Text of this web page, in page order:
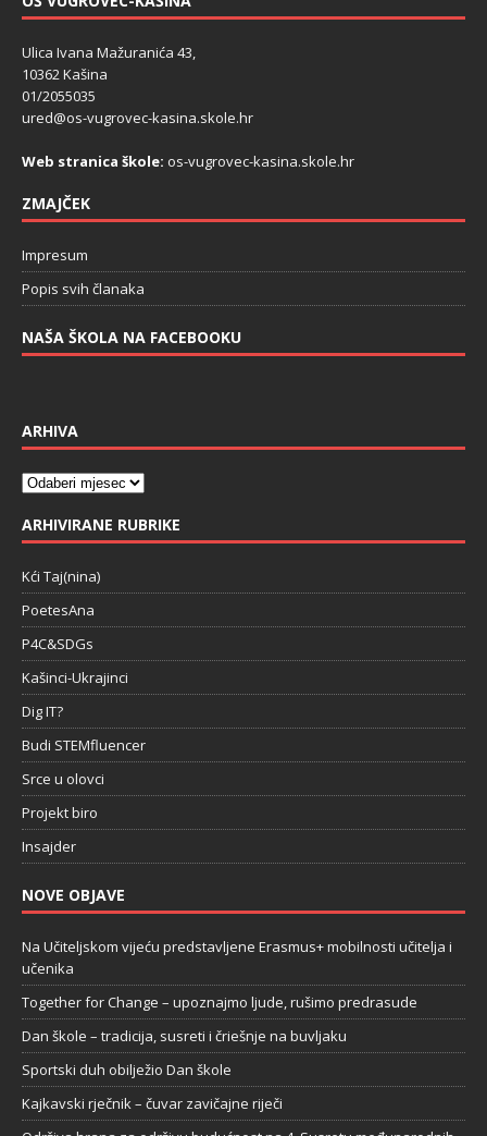
Ulica Ivana Mažuranića 43,
10362 Kašina
01/2055035
ured@os-vugrovec-kasina.skole.hr
Web stranica škole: os-vugrovec-kasina.skole.hr
ZMAJČEK
Impresum
Popis svih članaka
NAŠA ŠKOLA NA FACEBOOKU
ARHIVA
ARHIVIRANE RUBRIKE
Kći Taj(nina)
PoetesAna
P4C&SDGs
Kašinci-Ukrajinci
Dig IT?
Budi STEMfluencer
Srce u olovci
Projekt biro
Insajder
NOVE OBJAVE
Na Učiteljskom vijeću predstavljene Erasmus+ mobilnosti učitelja i
učenika
Together for Change – upoznajmo ljude, rušimo predrasude
Dan škole – tradicija, susreti i čriešnje na buvljaku
Sportski duh obilježio Dan škole
Kajkavski rječnik – čuvar zavičajne riječi